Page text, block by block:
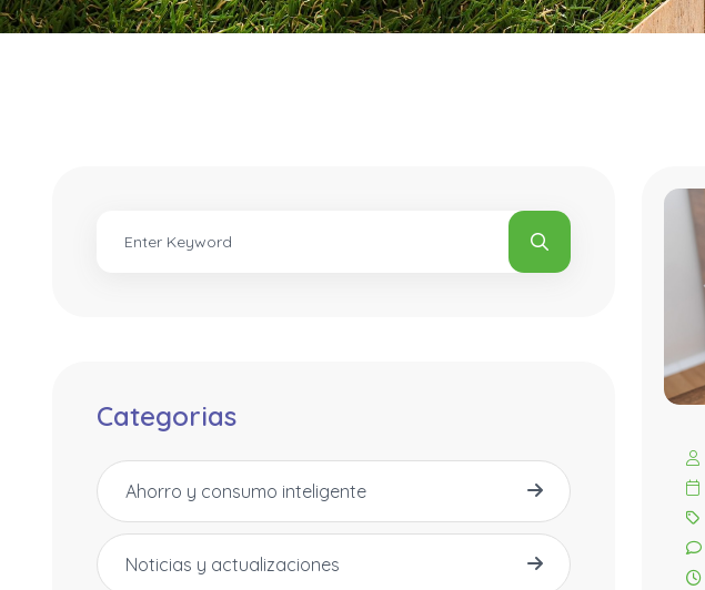
Categorias
Ahorro y consumo inteligente
Noticias y actualizaciones